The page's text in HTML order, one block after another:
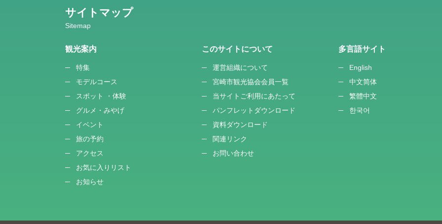
サイトマップ
観光案内
特集
モデルコース
スポット ・体験
グルメ・みやげ
イベント
旅の予約
アクセス
お気に入りリスト
お知らせ
このサイトについて
運営組織について
宮崎市観光協会会員一覧
当サイトご利用にあたって
パンフレットダウンロード
資料ダウンロード
関連リンク
お問い合わせ
多言語サイト
English
中文简体
繁體中文
한국어